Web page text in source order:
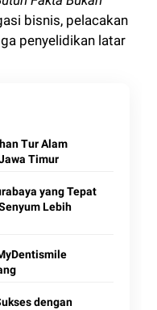
bisnis, pelacakan
penyelidikan latar
Tur Alam
Timur
yang Tepat
Lebih
dengan